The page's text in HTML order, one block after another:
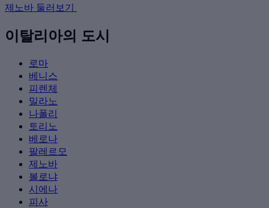
제노바 둘러보기
이탈리아의 도시
로마
베니스
피렌체
밀라노
나폴리
토리노
베로나
팔레르모
제노바
볼로냐
시에나
피사